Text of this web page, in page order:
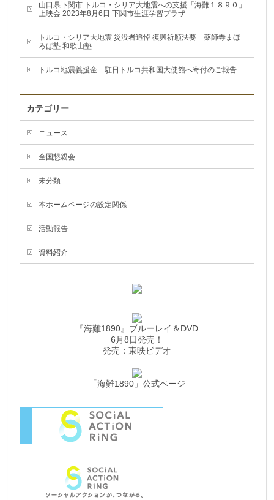
山口県下関市 トルコ・シリア大地震への支援「海難１８９０」
上映会 2023年8月6日 下関市生涯学習プラザ
トルコ・シリア大地震 災没者追悼 復興祈願法要 薬師寺まほ
ろば塾 和歌山塾
トルコ地震義援金 駐日トルコ共和国大使館へ寄付のご報告
カテゴリー
ニュース
全国懇親会
未分類
本ホームページの設定関係
活動報告
資料紹介
『海難1890』ブルーレイ＆DVD
6月8日発売！
発売：東映ビデオ
「海難1890」公式ページ